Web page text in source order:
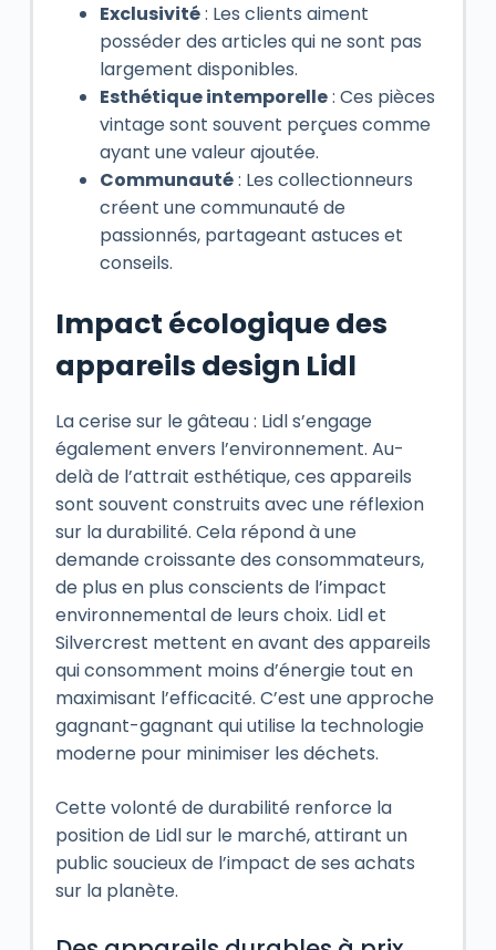
Exclusivité: Les clients aiment
posséder des articles qui ne sont pas
largement disponibles.
Esthétique intemporelle: Ces pièces
vintage sont souvent perçues comme
ayant une valeur ajoutée.
Communauté: Les collectionneurs
créent une communauté de
passionnés, partageant astuces et
conseils.
Impact écologique des
appareils design Lidl
La cerise sur le gâteau : Lidl s’engage
également envers l’environnement. Au-
delà de l’attrait esthétique, ces appareils
sont souvent construits avec une réflexion
sur la durabilité. Cela répond à une
demande croissante des consommateurs,
de plus en plus conscients de l’impact
environnemental de leurs choix. Lidl et
Silvercrest mettent en avant des appareils
qui consomment moins d’énergie tout en
maximisant l’efficacité. C’est une approche
gagnant-gagnant qui utilise la technologie
moderne pour minimiser les déchets.
Cette volonté de durabilité renforce la
position de Lidl sur le marché, attirant un
public soucieux de l’impact de ses achats
sur la planète.